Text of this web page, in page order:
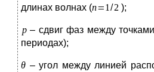
длинах волнах (
);
– сдвиг фаз между
периодах);
– угол между линией